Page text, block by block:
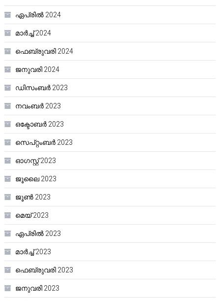
ഏപ്രിൽ 2024
മാർച്ച്‌ 2024
ഫെബ്രുവരി 2024
ജനുവരി 2024
ഡിസംബർ 2023
നവംബർ 2023
ഒക്ടോബർ 2023
സെപ്റ്റംബർ 2023
ഓഗസ്റ്റ്‌ 2023
ജൂലൈ 2023
ജൂൺ 2023
മെയ്‌ 2023
ഏപ്രിൽ 2023
മാർച്ച്‌ 2023
ഫെബ്രുവരി 2023
ജനുവരി 2023